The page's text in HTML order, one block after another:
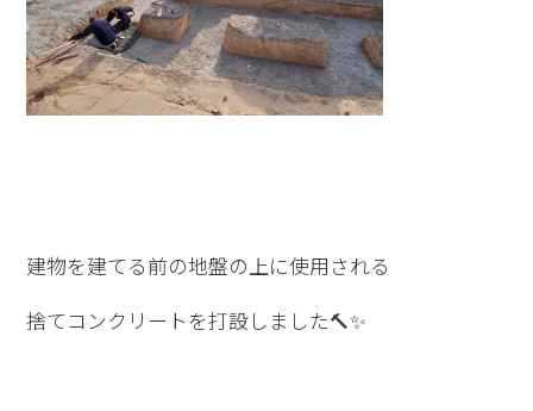
建物を建てる前の地盤の上に使用される
捨てコンクリートを打設しました🔨✨